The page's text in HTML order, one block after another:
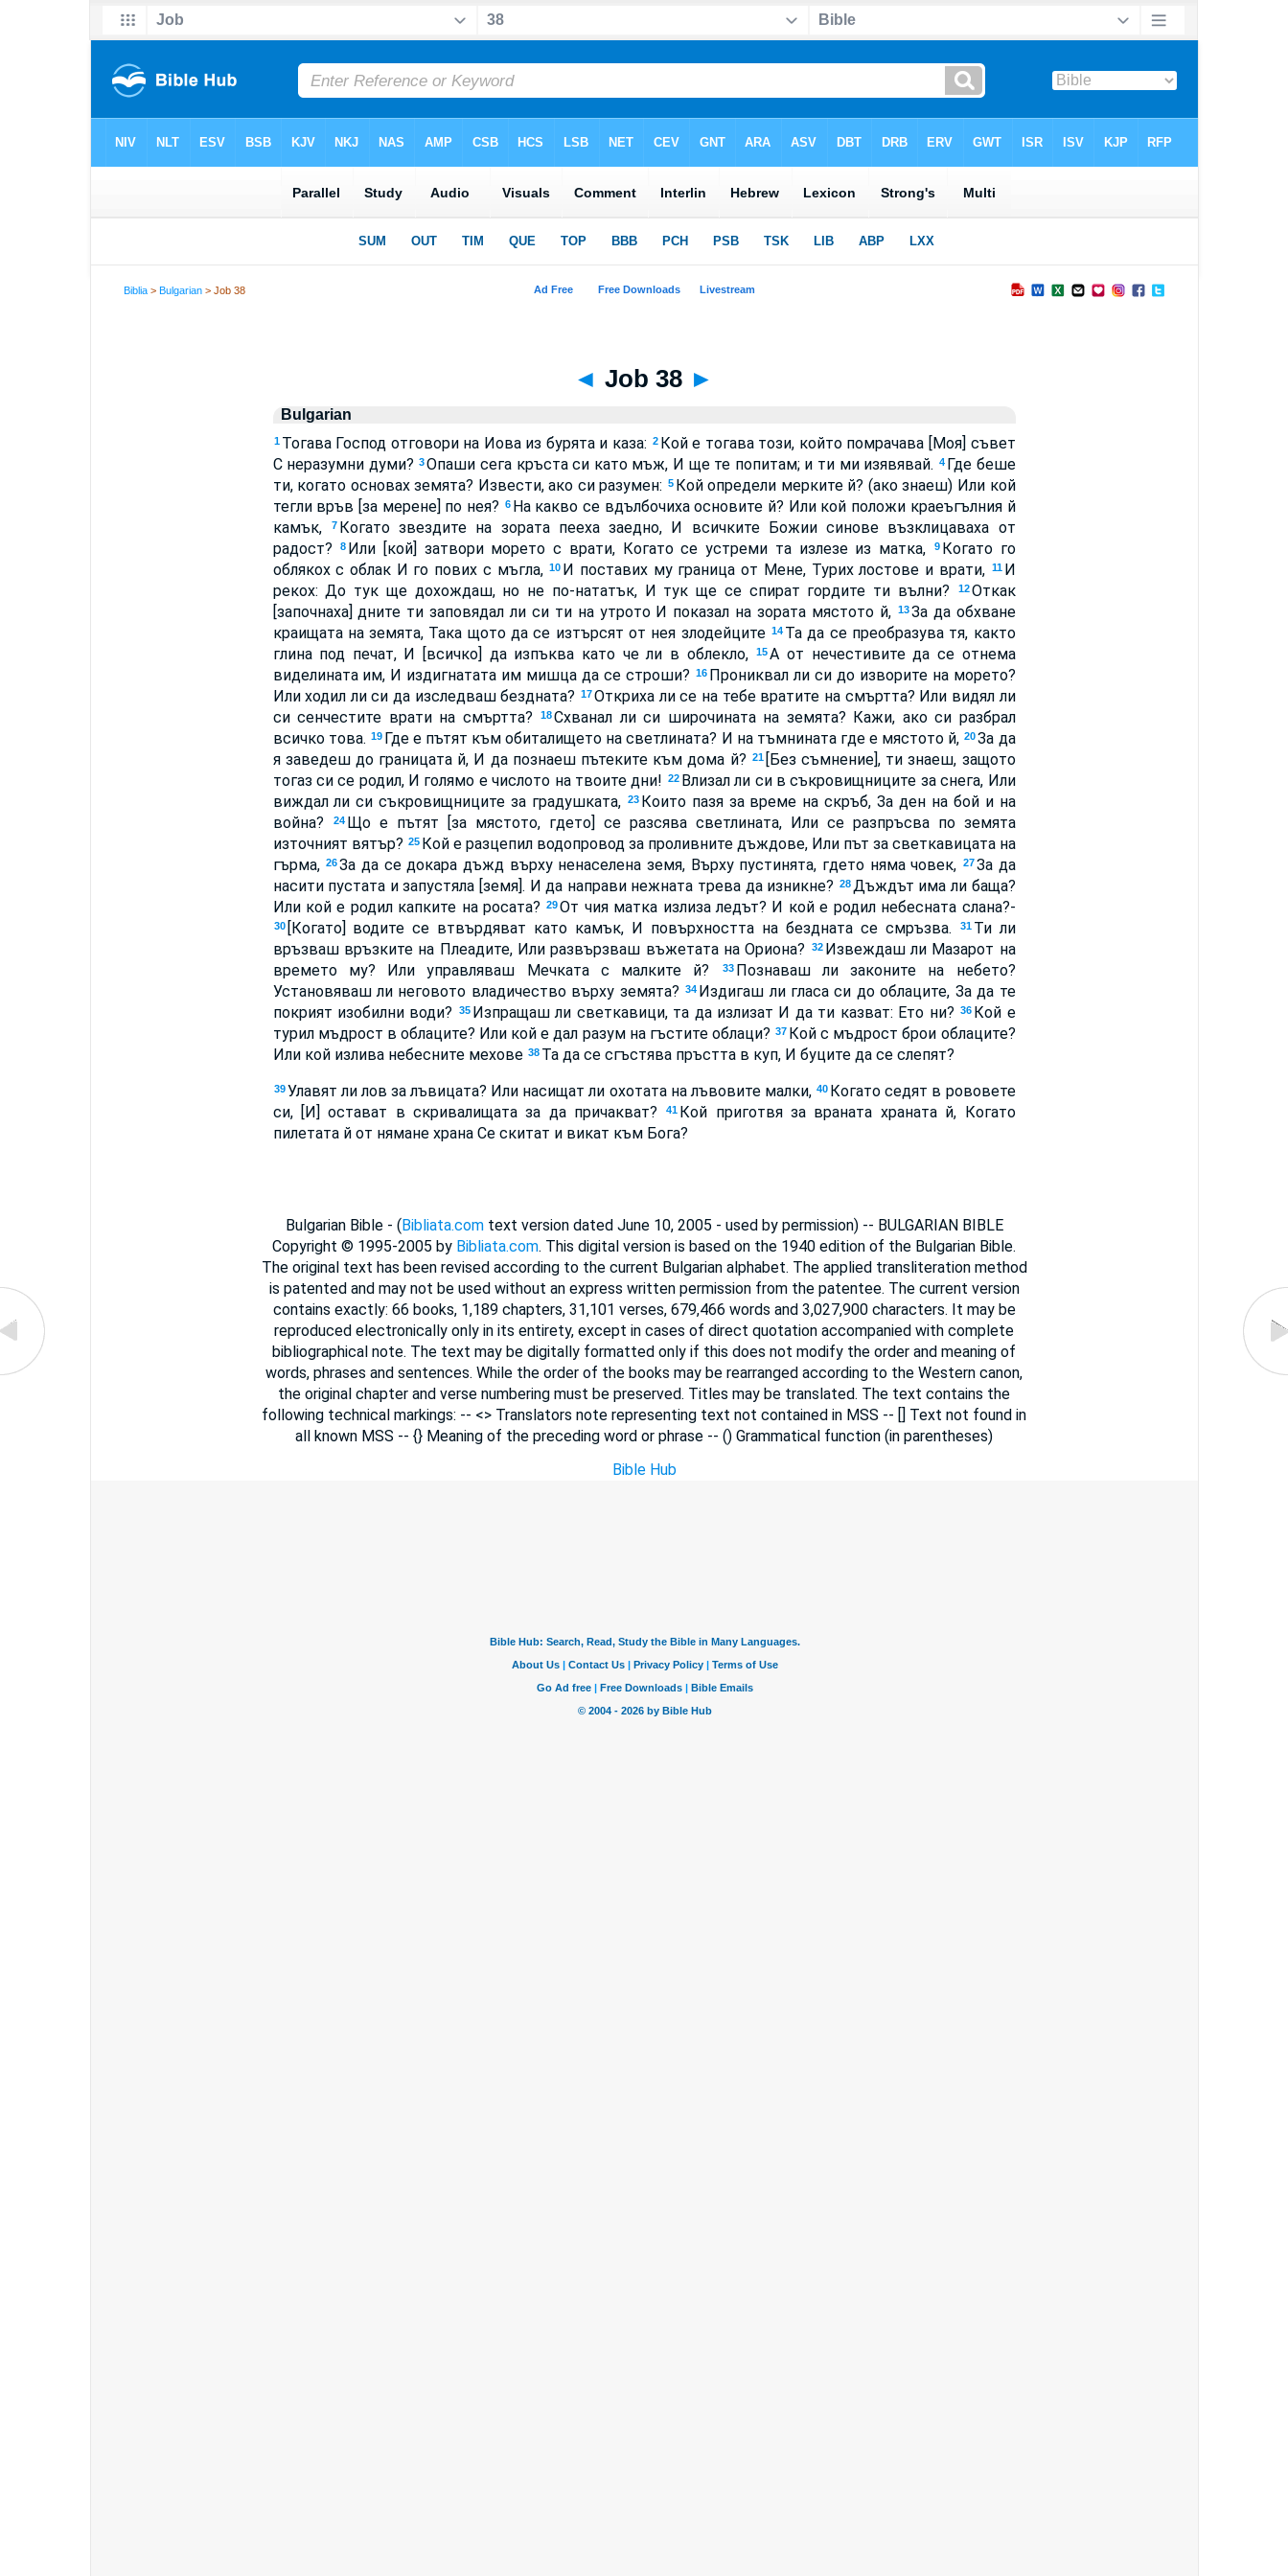
Biblia >Bulgarian > Job 38
◄ Job 38 ►
Bulgarian
1 Тогава Господ отговори на Иова из бурята и каза: 2 Кой е тогава този, който помрачава [Моя] съвет
С неразумни думи? 3Опаши сега кръста си като мъж, И ще те попитам; и ти ми изявявай. 4 Где беше
ти, когато основах земята? Извести, ако си разумен: 5 Кой определи мерките й? (ако знаеш) Или кой
тегли връв [за мерене] по нея? 6 На какво се вдълбочиха основите й? Или кой положи краеъгълния й
камък,
7 Когато звездите на зората пееха заедно, И всичките Божии синове възклицаваха от
радост?
8 Или [кой] затвори морето с врати, Когато се устреми та излезе из матка, 9 Когато го
облякох с облак И го пових с мъгла, 10 И поставих му граница от Мене, Турих лостове и врати, 11 И
рекох: До тук ще дохождаш, но не по-нататък, И тук ще се спират гордите ти вълни?
12 Откак
[започнаха] дните ти заповядал ли си ти на утрото И показал на зората мястото й, 13За да обхване
краищата на земята, Така щото да се изтърсят от нея злодейците 14 Та да се преобразува тя, както
глина под печат, И [всичко] да изпъква като че ли в облекло,
15А от нечестивите да се отнема
виделината им, И издигнатата им мишца да се строши? 16 Прониквал ли си до изворите на морето?
Или ходил ли си да изследваш бездната? 17Откриха ли се на тебе вратите на смъртта? Или видял ли
си сенчестите врати на смъртта?
18Схванал ли си широчината на земята? Кажи, ако си разбрал
всичко това. 19 Где е пътят към обиталището на светлината? И на тъмнината где е мястото й, 20 За да
я заведеш до границата й, И да познаеш пътеките към дома й? 21 [Без съмнение], ти знаеш, защото
тогаз си се родил, И голямо е числото на твоите дни! 22 Влизал ли си в съкровищниците за снега, Или
виждал ли си съкровищниците за градушката, 23 Които пазя за време на скръб, За ден на бой и на
война?
24 Що е пътят [за мястото, гдето] се разсява светлината, Или се разпръсва по земята
източният вятър? 25 Кой е разцепил водопровод за проливните дъждове, Или път за светкавицата на
гърма, 26За да се докара дъжд върху ненаселена земя, Върху пустинята, гдето няма човек, 27За да
насити пустата и запустяла [земя]. И да направи нежната трева да изникне? 28Дъждът има ли баща?
Или кой е родил капките на росата?
29От чия матка излиза ледът? И кой е родил небесната слана?-
30 [Когато] водите се втвърдяват като камък, И повърхността на бездната се смръзва. 31 Ти ли
връзваш връзките на Плеадите, Или развързваш въжетата на Ориона?
32 Извеждаш ли Мазарот на
времето му? Или управляваш Мечката с малките й?
33 Познаваш ли законите на небето?
Установяваш ли неговото владичество върху земята? 34 Издигаш ли гласа си до облаците, За да те
покрият изобилни води?
35 Изпращаш ли светкавици, та да излизат И да ти казват: Ето ни? 36 Кой е
турил мъдрост в облаците? Или кой е дал разум на гъстите облаци? 37 Кой с мъдрост брои облаците?
Или кой излива небесните мехове 38 Та да се сгъстява пръстта в куп, И буците да се слепят?
39 Улавят ли лов за лъвицата? Или насищат ли охотата на лъвовите малки, 40 Когато седят в рововете
си, [И] остават в скривалищата за да причакват?
41 Кой приготвя за враната храната й, Когато
пилетата й от нямане храна Се скитат и викат към Бога?
Bulgarian Bible - (Bibliata.comtext version dated June 10, 2005 - used by permission) -- BULGARIAN BIBLE
Copyright © 1995-2005 by Bibliata.com. This digital version is based on the 1940 edition of the Bulgarian Bible.
The original text has been revised according to the current Bulgarian alphabet. The applied transliteration method
is patented and may not be used without an express written permission from the patentee. The current version
contains exactly: 66 books, 1,189 chapters, 31,101 verses, 679,466 words and 3,027,900 characters. It may be
reproduced electronically only in its entirety, except in cases of direct quotation accompanied with complete
bibliographical note. The text may be digitally formatted only if this does not modify the order and meaning of
words, phrases and sentences. While the order of the books may be rearranged according to the Western canon,
the original chapter and verse numbering must be preserved. Titles may be translated. The text contains the
following technical markings: -- <> Translators note representing text not contained in MSS -- [] Text not found in
all known MSS -- {} Meaning of the preceding word or phrase -- () Grammatical function (in parentheses)
Bible Hub